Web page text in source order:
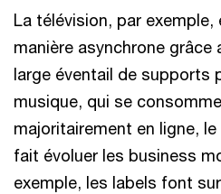
La télévision, par
manière asynchrone grâce
large éventail de supports
musique, qui se
majoritairement en ligne,
fait évoluer les business
exemple, les labels font